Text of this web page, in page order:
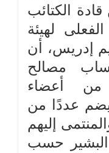
الكتائب
لهيئة
إدريس، أن
مصالح
من أعضاء
يضم عددًا من
إليهم
البشير حسب